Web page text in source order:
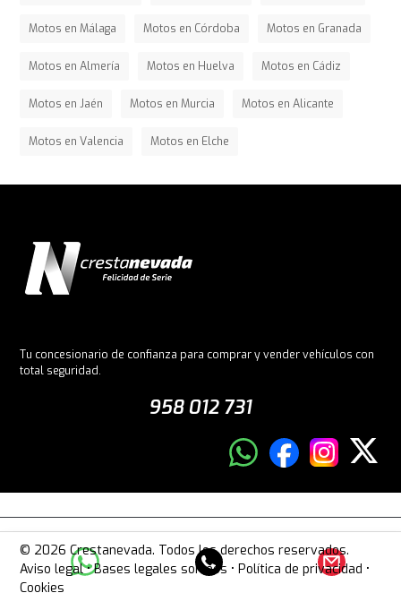
Motos en Málaga Motos en Córdoba Motos en Granada
Motos en Almería Motos en Huelva Motos en Cádiz
Motos en Jaén Motos en Murcia Motos en Alicante
Motos en Valencia Motos en Elche
Tu concesionario de confianza para comprar y vender vehículos con
total seguridad.
958 012 731
© 2026 Crestanevada. Todos los derechos reservados.
Aviso legal•Bases legales sorteos •Política de privacidad •
Cookies